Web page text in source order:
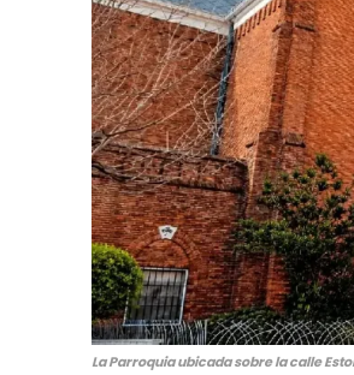
La Parroquia ubicada sobre la calle